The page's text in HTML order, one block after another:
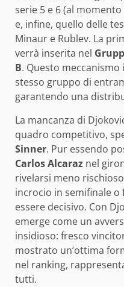
serie 5 e 6 (al
e, infine, quello delle
Minaur e Rublev. La
verrà inserita nel
B. Questo
stesso gruppo di
garantendo una
La mancanza di
quadro competitivo,
Sinner. Pur essendo
Carlos Alcaraz nel
rivelarsi meno
incrocio in semifinale
essere decisivo. Con
emerge come un
insidioso: fresco
mostrato un’ottima
nel ranking,
tutti.